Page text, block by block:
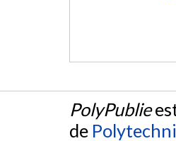
PolyPublie
de